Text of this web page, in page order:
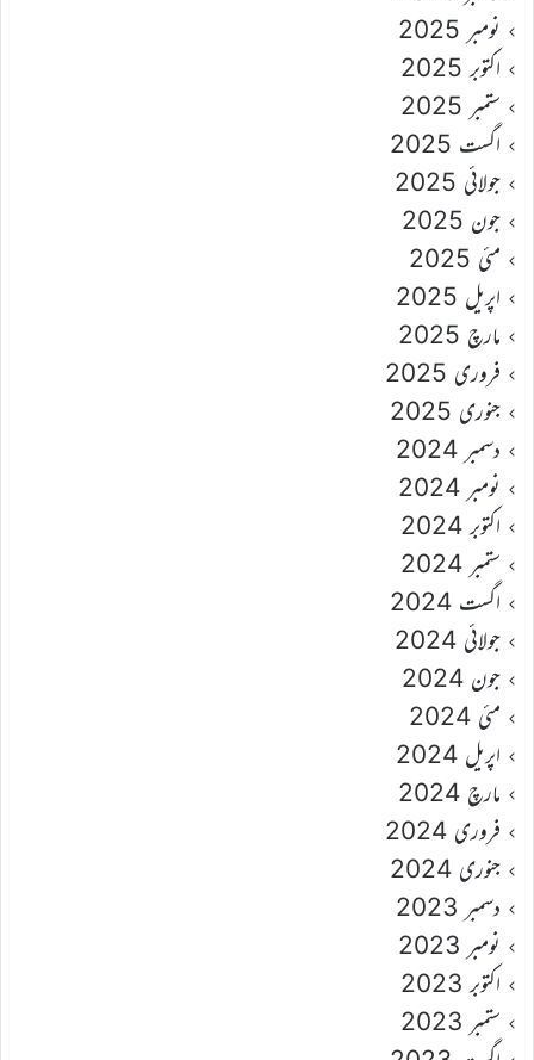
نومبر 2025
اکتوبر 2025
ستمبر 2025
اگست 2025
جولائی 2025
جون 2025
مئی 2025
اپریل 2025
مارچ 2025
فروری 2025
جنوری 2025
دسمبر 2024
نومبر 2024
اکتوبر 2024
ستمبر 2024
اگست 2024
جولائی 2024
جون 2024
مئی 2024
اپریل 2024
مارچ 2024
فروری 2024
جنوری 2024
دسمبر 2023
نومبر 2023
اکتوبر 2023
ستمبر 2023